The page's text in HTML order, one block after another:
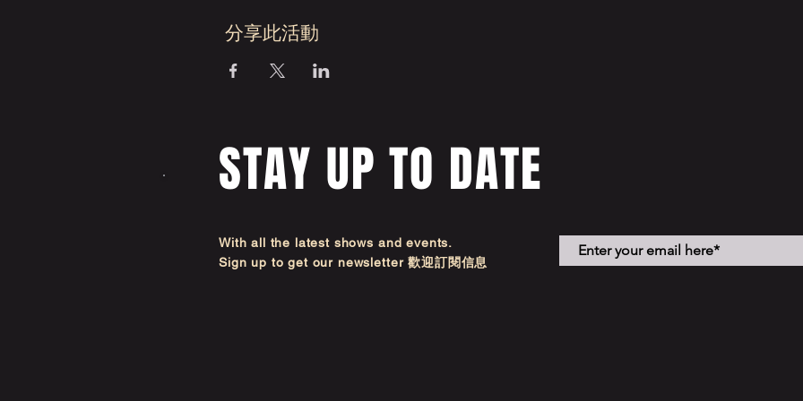
分享此活動
STAY UP TO DATE
With all the latest shows and events.
Sign up to get our newsletter 歡迎訂閱信息